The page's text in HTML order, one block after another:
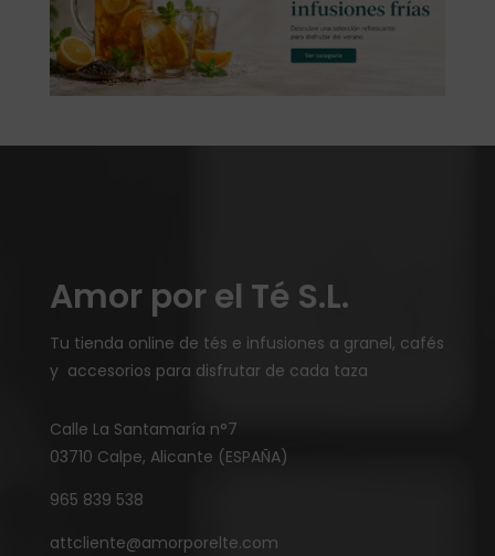
Amor por el Té S.L.
Tu tienda online de tés e infusiones a granel, cafés
y accesorios para disfrutar de cada taza
Calle La Santamaría n°7
03710 Calpe, Alicante (ESPAÑA)
965 839 538
attcliente@amorporelte.com